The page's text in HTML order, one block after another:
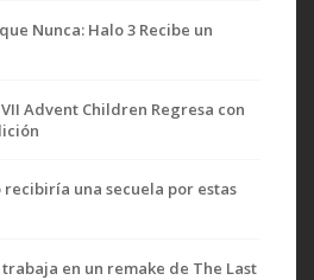
Nunca: Halo 3 Recibe un
Advent Children Regresa con
recibiría una secuela por estas
en un remake de The Last